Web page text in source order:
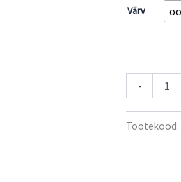
Värv
-
PUUVILLAST
Tootekood: